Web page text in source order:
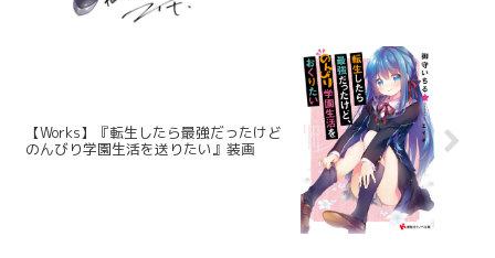
【Works】『転生したら最強だったけど
のんびり学園生活を送りたい』装画